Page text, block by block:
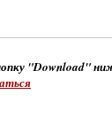
"Download"